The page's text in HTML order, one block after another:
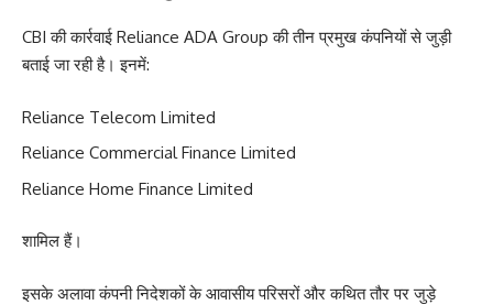
CBI की कार्रवाई Reliance ADA Group की तीन प्रमुख कंपनियों से जुड़ी
बताई जा रही है। इनमें:
Reliance Telecom Limited
Reliance Commercial Finance Limited
Reliance Home Finance Limited
शामिल हैं।
इसके अलावा कंपनी निदेशकों के आवासीय परिसरों और कथित तौर पर जुड़े